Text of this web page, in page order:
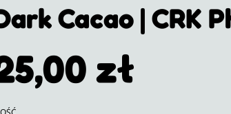
Cacao | CRK
zł